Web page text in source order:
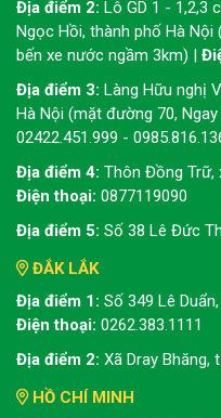
Địa điểm 2: Lô GD 1 - 1,2,3
Ngọc Hồi, thành phố Hà
bến xe nước ngầm 3km) |
Địa điểm 3: Làng Hữu nghị
Hà Nội (mặt đường 70,
02422.451.999 -
Địa điểm 4: Thôn Đồng Trữ,
Điện thoại: 0877119090
Địa điểm 5: Số 38 Lê Đức
ĐẮK LẮK
Địa điểm 1: Số 349 Lê
Điện thoại: 0262.383.1111
Địa điểm 2: Xã Dray Bhăng,
HỒ CHÍ MINH